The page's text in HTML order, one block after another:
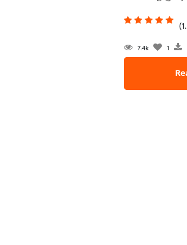
7.4k 1